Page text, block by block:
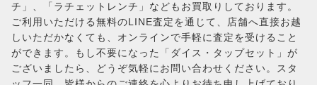
チ」、「ラチェットレンチ」などもお買取りしております。
ご利用いただける無料のLINE査定を通じて、店舗へ直接お越
しいただかなくても、オンラインで手軽に査定を受けること
ができます。もし不要になった「ダイス・タップセット」が
ございましたら、どうぞ気軽にお問い合わせください。スタ